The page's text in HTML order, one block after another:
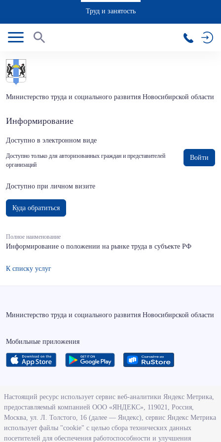
Труд и занятость
Министерство труда и социального развития Новосибирской области
Информирование
Доступно в электронном виде
Доступно только для авторизованных граждан и представителей
организаций
Войти
Доступно при личном визите
Куда обратиться
Полное наименование
Информирование о положении на рынке труда в субъекте РФ
К списку услуг
Министерство труда и социального развития Новосибирской области
Мобильные приложения
О ведомстве
Деятельность министерства труда и социального развития
Новосибирской области
Контрольно-надзорная деятельность министерства
Настоящий ресурс использует сервис веб-аналитики Яндекс Метрика,
предоставляемый компанией ООО «ЯНДЕКС», 119021, Россия,
Москва, ул. Л. Толстого, 16 (далее — Яндекс), сервис Яндекс Метрика
использует файлы "cookie" с целью сбора технических данных
посетителей для обеспечения работоспособности и улучшения